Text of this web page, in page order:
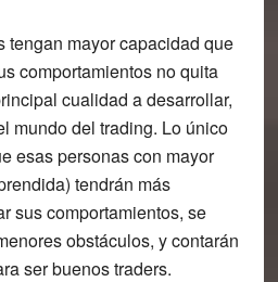
tengan mayor capacidad que
comportamientos no quita
cualidad a desarrollar,
mundo del trading. Lo único
esas personas con mayor
tendrán más
sus comportamientos, se
obstáculos, y contarán
ser buenos traders.